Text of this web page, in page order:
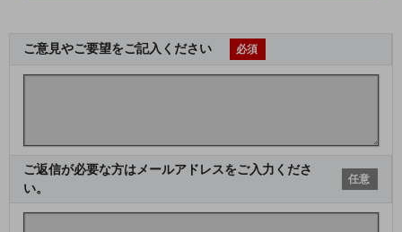
ご意見やご要望をご記入ください 必須
ご返信が必要な方はメールアドレスをご入力くださ
い。
任意